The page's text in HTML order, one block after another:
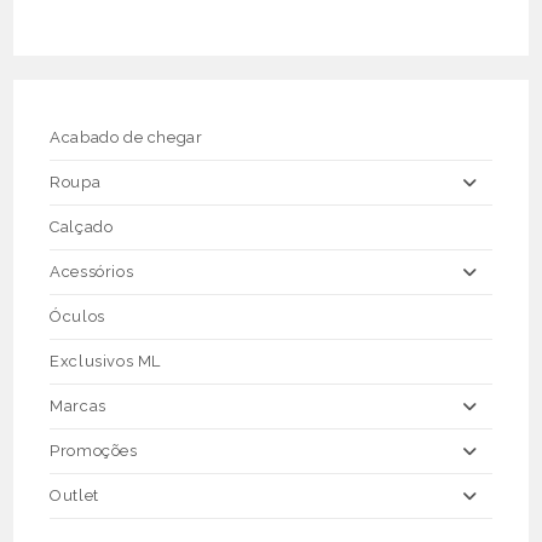
Acabado de chegar
Roupa
Calçado
Acessórios
Óculos
Exclusivos ML
Marcas
Promoções
Outlet